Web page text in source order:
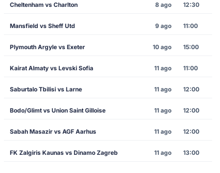
Cheltenham vs Charlton 8 ago 12:30
Mansfield vs Sheff Utd 9 ago 11:00
Plymouth Argyle vs Exeter 10 ago 15:00
Kairat Almaty vs Levski Sofia 11 ago 11:00
Saburtalo Tbilisi vs Larne 11 ago 12:00
Bodo/Glimt vs Union Saint Gilloise 11 ago 12:00
Sabah Masazir vs AGF Aarhus 11 ago 12:00
FK Zalgiris Kaunas vs Dinamo Zagreb 11 ago 13:00